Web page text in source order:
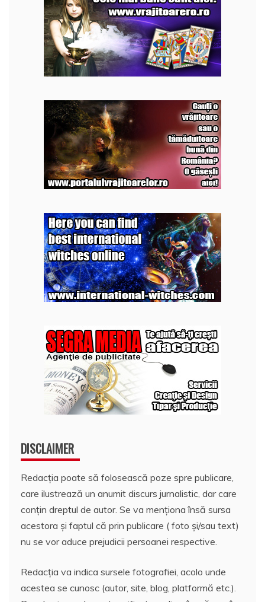
DISCLAIMER
Redacția poate să folosească poze spre publicare,
care ilustrează un anumit discurs jurnalistic, dar care
conțin dreptul de autor. Se va menționa însă sursa
acestora și faptul că prin publicare ( foto și/sau text)
nu se vor aduce prejudicii persoanei respective.
Redacția va indica sursele fotografiei, acolo unde
acestea se cunosc (autor, site, blog, platformă etc.).